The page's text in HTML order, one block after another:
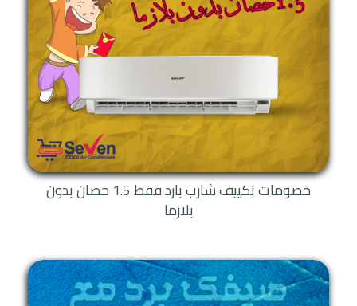
وتأتي الوصلات مصنوعة من النحاس المقاوم للصدأ.
هذا بجانب أن جهاز تكييف شارب يتوفر به فلاتر كربونية نشطة تعمل على امتصاص
الروائح الكريهة، والتصدي للأتربة والغبار.
أيضًا فيقوم الجهاز بنشر وتوزيع الهواء في أربعة اتجاهات حتى يتخلل الهواء جميع
أرجاء الغرفة.
انواع تكييف شارب 1.5 حصان
وفي النقاط التالية سنعرف أكثر عن الأنواع المتوفرة من تكييف شارب 1.5 حصان في
الأسواق العربية والمصرية، وتأتي كالتالي:
والتدفئة بأكبر مستوى من الكفاءة، لكنه لا يدعم خواص الانفرتر والديجيتال
والبلازما.
أما النوع الثاني من تكييف شارب 1.5 هو جهاز التكييف البلازما ديجيتال كلاستد،
خصومات تكييف شارب بارد فقط 1.5 حصان بدون
بلازما